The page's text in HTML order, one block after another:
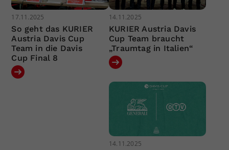
17.11.2025
So geht das KURIER
Austria Davis Cup
Team in die Davis
Cup Final 8
14.11.2025
KURIER Austria Davis
Cup Team braucht
„Traumtag in Italien“
14.11.2025